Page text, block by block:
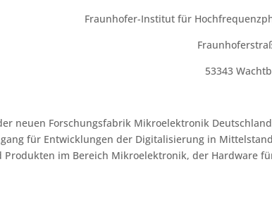
Fraunhofer-Institut für
53343
neuen Forschungsfabrik Mikroelektronik Deutschland
für Entwicklungen der Digitalisierung in
im Bereich Mikroelektronik, der Hardware